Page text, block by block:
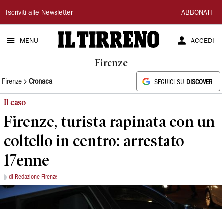
Il
Tirreno
Iscriviti alle Newsletter ABBONATI
MENU ACCEDI
Firenze
Firenze Cronaca SEGUICI SU DISCOVER
Il caso
Firenze, turista rapinata con un
coltello in centro: arrestato
17enne
di Redazione Firenze